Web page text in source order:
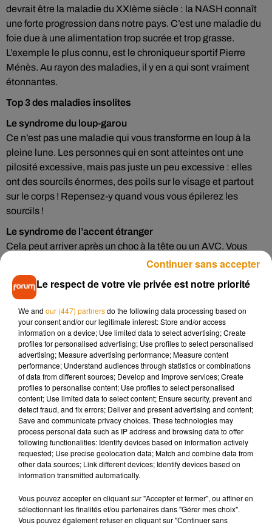
devrait être la maladie du XXIème siècle : la NASH connaît
une forte progression dans notre pays. C’est une maladie du
foie due à une alimentation trop sucrée et trop grasse.
L’exemple le plus connu, est le chroniqueur sportif Pierre
Ménès. Au rayon des maladies, il y en a qui sont vraiment
étonnantes.
Top 3 des maladies insolites
Le syndrome du loup-garou
Ce n’est pas une maladie qui vous transforme en loup à la
pleine lune. Les personnes qui en sont atteintes ont une
pilosité excessive, mais pas juste un peu excessive : elles
ont des sourcils énormes, des poils sur le visage et partout
sur le corps ! Repensez-y quand vous vous épilerez les
sourcils !
Le syndrome de l’accent étranger
Cela peut arriver après un choc à la tête ou un AVC. Vous
vous réveillez, et vous parlez avec un accent qui n’est pas le
vôtre ! Le cas le plus célèbre est celui d’une Norvégienne qui
avait reçu un éclat d’obus dans la tête pendant la seconde
allemand, et a été prise pour une espionne !
Le Pica
Vous connaissez ce moment où vous avez une grosse
fringale et envie de dévorer tout ce qui vous tombe sous la
main ? Le Pica, c’est ça, mais en pire : vous mangez
littéralement tout ce que vous trouvez, même si ce n’est pas
comestible. Il y a quelques années, une jeune Anglaise a
dévoré jusqu’à 4000 éponges et 100 barres de savon !
Le respect de votre vie privée est notre priorité
We and our (447) partnersdo the following data processing based on
your consent and/or our legitimate interest: Store and/or access
information on a device; Use limited data to select advertising; Create
profiles for personalised advertising; Use profiles to select personalised
advertising; Measure advertising performance; Measure content
performance; Understand audiences through statistics or combinations
of data from different sources; Develop and improve services; Create
profiles to personalise content; Use profiles to select personalised
content; Use limited data to select content; Ensure security, prevent and
detect fraud, and fix errors; Deliver and present advertising and content;
Save and communicate privacy choices. These technologies may
process personal data such as IP address and browsing data to offer
following functionalities: Identify devices based on information actively
requested; Use precise geolocation data; Match and combine data from
other data sources; Link different devices; Identify devices based on
information transmitted automatically.
Vous pouvez accepter en cliquant sur "Accepter et fermer", ou affiner en
sélectionnant les finalités et/ou partenaires dans "Gérer mes choix".
Vous pouvez également refuser en cliquant sur "Continuer sans
Continuer sans accepter